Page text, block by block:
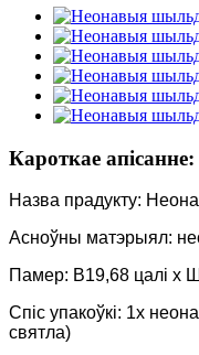
Кароткае апісанне:
Назва прадукту:
Асноўны матэрыял:
Памер: В19,68 цалі х
Спіс упакоўкі: 1x
святла)